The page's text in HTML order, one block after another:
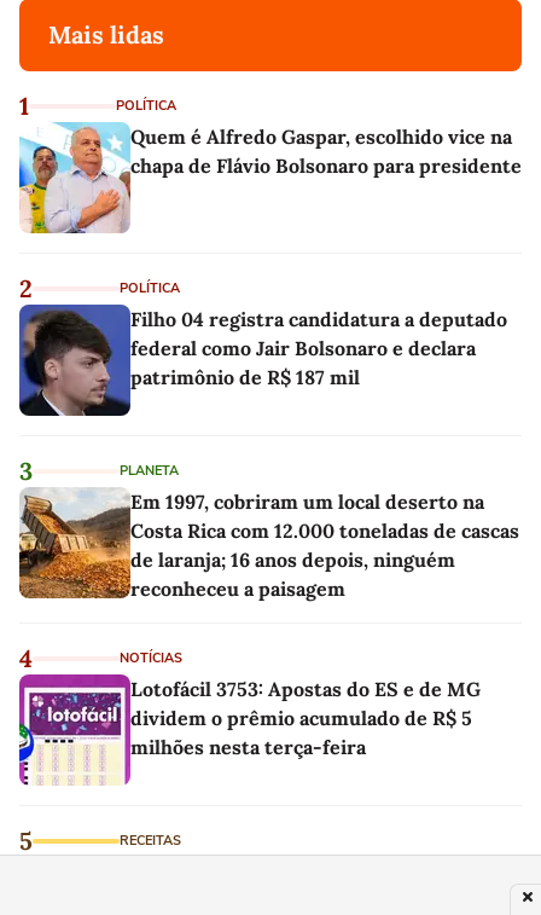
Mais lidas
1 POLÍTICA
Quem é Alfredo Gaspar, escolhido vice na
chapa de Flávio Bolsonaro para presidente
2 POLÍTICA
Filho 04 registra candidatura a deputado
federal como Jair Bolsonaro e declara
patrimônio de R$ 187 mil
3 PLANETA
Em 1997, cobriram um local deserto na
Costa Rica com 12.000 toneladas de cascas
de laranja; 16 anos depois, ninguém
reconheceu a paisagem
4 NOTÍCIAS
Lotofácil 3753: Apostas do ES e de MG
dividem o prêmio acumulado de R$ 5
milhões nesta terça-feira
5 RECEITAS